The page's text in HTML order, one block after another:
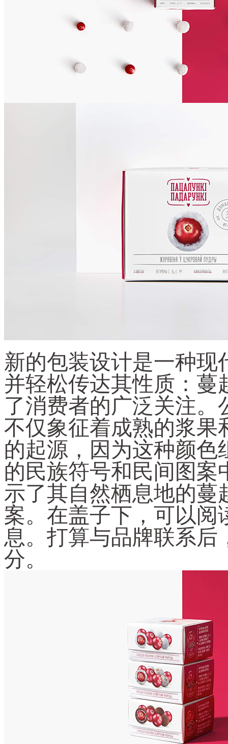
新的包装设计是一种现
并轻松传达其性质：蔓
了消费者的广泛关注
不仅象征着成熟的浆果
的起源，因为这种颜
的民族符号和民间图
示了其自然栖息地的蔓
案。在盖子下，可以阅
息。打算与品牌联系后
分。